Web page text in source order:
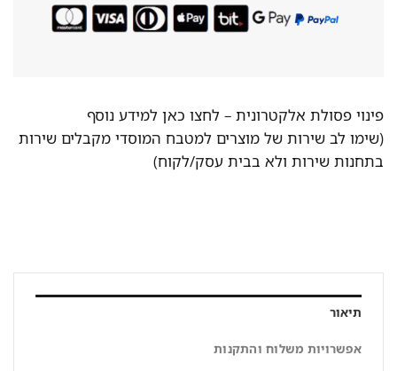
פינוי פסולת אלקטרונית –לחצו כאן למידע נוסף
(שימו לב שירות של מוצרים למטבח המוסדי מקבלים שירות
בתחנות שירות ולא בבית עסק/לקוח)
תיאור
אפשרויות משלוח והתקנות